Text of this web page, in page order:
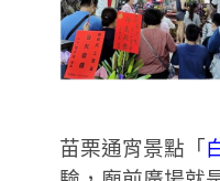
苗栗通宵景點「